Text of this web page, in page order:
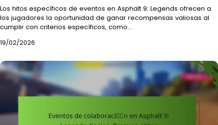
Los hitos específicos de eventos en Asphalt 9: Legends ofrecen a
los jugadores la oportunidad de ganar recompensas valiosas al
cumplir con criterios específicos, como…
19/02/2026